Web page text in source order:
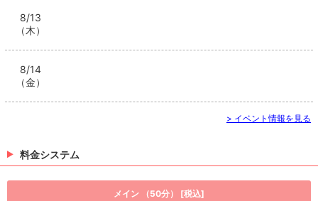
8/13
（木）
8/14
（金）
> イベント情報を見る
料金システム
メイン （50分） [税込]